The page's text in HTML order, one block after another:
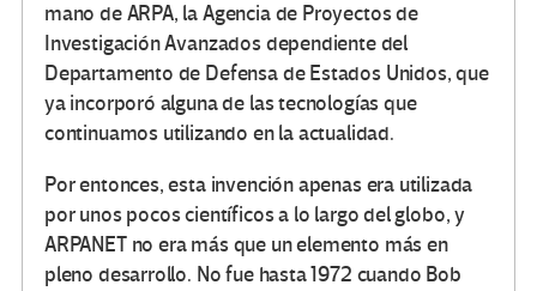
mano de ARPA, la Agencia de Proyectos de
Investigación Avanzados dependiente del
Departamento de Defensa de Estados Unidos, que
ya incorporó alguna de las tecnologías que
continuamos utilizando en la actualidad.
Por entonces, esta invención apenas era utilizada
por unos pocos científicos a lo largo del globo, y
ARPANET no era más que un elemento más en
pleno desarrollo. No fue hasta 1972 cuando Bob